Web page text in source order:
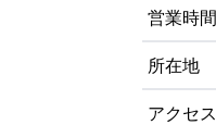
営業時間
所在地
アクセス